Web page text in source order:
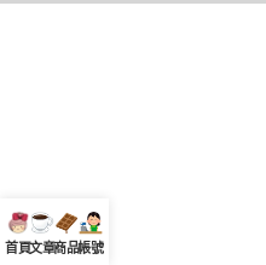
首頁文章商品帳號